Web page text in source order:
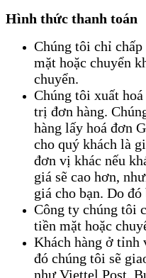
Hình thức thanh toán
Chúng tôi chỉ chấp
mặt hoặc chuyển
chuyển.
Chúng tôi xuất
trị đơn hàng.
hàng lấy hoá đơn
cho quý khách là
đơn vị khác nếu
giá sẽ cao hơn,
giá cho bạn. Do
Công ty chúng tôi
tiền mặt hoặc
Khách hàng ở tỉnh
đó chúng tôi sẽ
như Viettel Post,